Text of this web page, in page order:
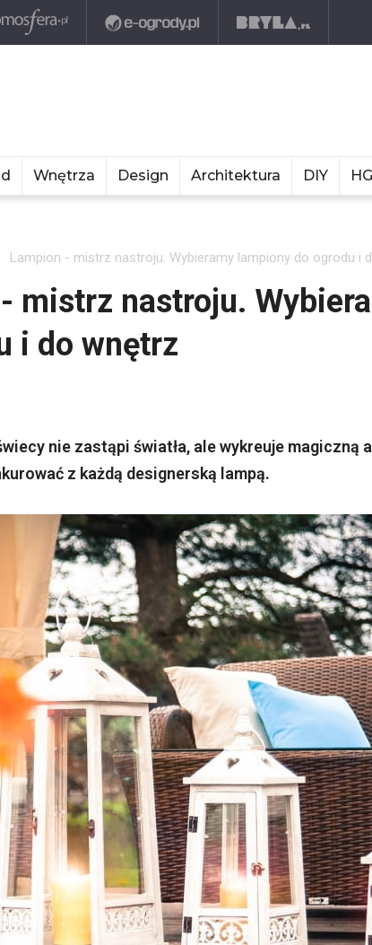
Wnętrza Design Architektura DIY
Lampion - mistrz nastroju. Wybieramy lampiony do ogrodu i
mistrz nastroju.
i do wnętrz
nie zastąpi światła, ale wykreuje magiczną
z każdą designerską lampą.